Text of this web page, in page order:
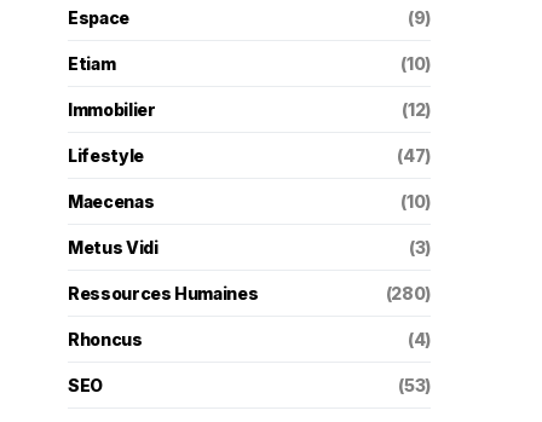
Espace (9)
Etiam (10)
Immobilier (12)
Lifestyle (47)
Maecenas (10)
Metus Vidi (3)
Ressources Humaines (280)
Rhoncus (4)
SEO (53)